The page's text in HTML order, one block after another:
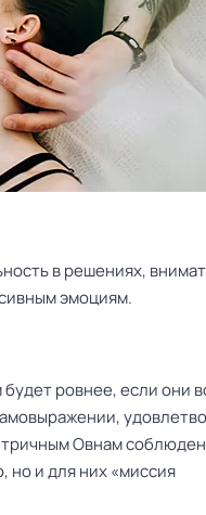
в решениях,
эмоциям.
ровнее, если они
Овнам
но и для них «миссия